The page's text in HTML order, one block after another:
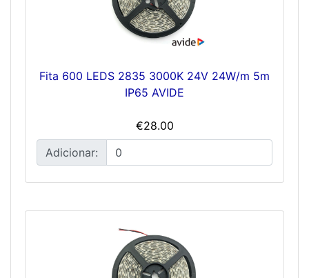
Fita 600 LEDS 2835 3000K 24V 24W/m 5m
IP65 AVIDE
€28.00
Adicionar: